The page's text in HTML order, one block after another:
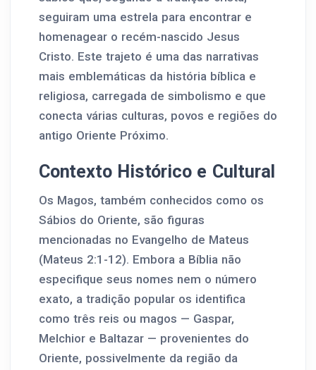
seguiram uma estrela para encontrar e
homenagear o recém-nascido Jesus
Cristo. Este trajeto é uma das narrativas
mais emblemáticas da história bíblica e
religiosa, carregada de simbolismo e que
conecta várias culturas, povos e regiões do
antigo Oriente Próximo.
Contexto Histórico e Cultural
Os Magos, também conhecidos como os
Sábios do Oriente, são figuras
mencionadas no Evangelho de Mateus
(Mateus 2:1-12). Embora a Bíblia não
especifique seus nomes nem o número
exato, a tradição popular os identifica
como três reis ou magos — Gaspar,
Melchior e Baltazar — provenientes do
Oriente, possivelmente da região da